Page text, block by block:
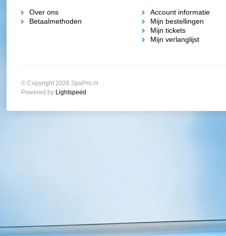
Over ons
Betaalmethoden
Account informatie
Mijn bestellingen
Mijn tickets
Mijn verlanglijst
© Copyright 2026 SpaPro.nl
Powered by Lightspeed